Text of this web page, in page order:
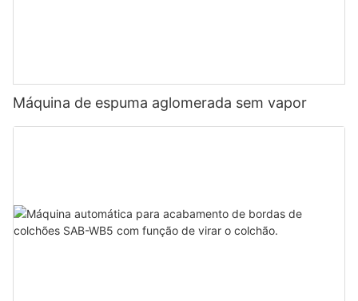
Máquina de espuma aglomerada sem vapor